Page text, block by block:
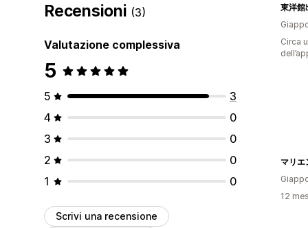
Recensioni (3)
Valutazione complessiva
5
5
3
4
0
3
0
2
0
1
0
Scrivi una recensione
東洋館
Circa
マリエ
12